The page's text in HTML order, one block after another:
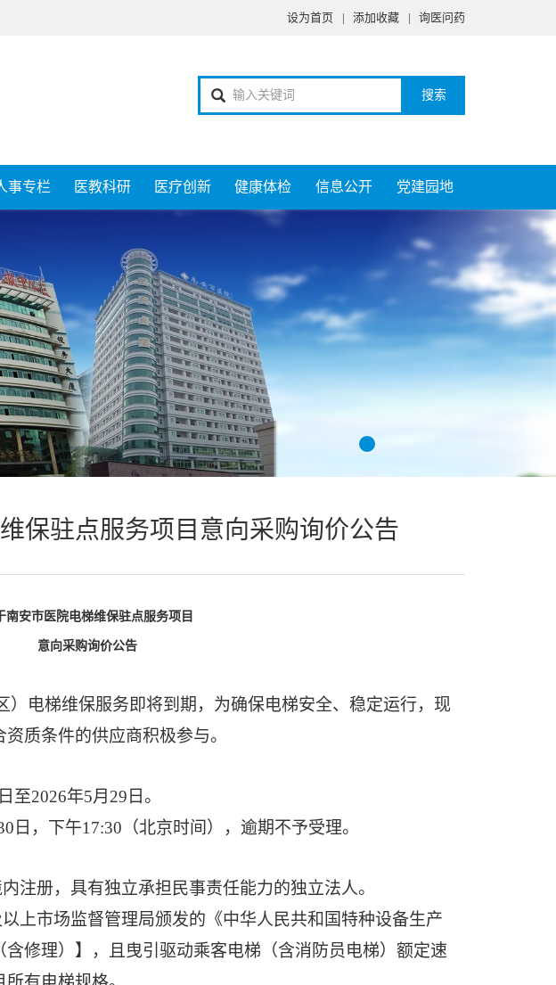
设为首页 | 添加收藏 | 询医问药
搜索
事专栏 医教科研 医疗创新 健康体检 信息公开 党建园地
保驻点服务项目意向采购询价公告
南安市医院电梯维保驻点服务项目
意向采购询价公告
）电梯维保服务即将到期，为确保电梯安全、稳定运行，现
质条件的供应商积极参与。
日至2026年5月29日。
日，下午17:30（北京时间），逾期不予受理。
注册，具有独立承担民事责任能力的独立法人。
上市场监督管理局颁发的《中华人民共和国特种设备生产
修理）】，且曳引驱动乘客电梯（含消防员电梯）额定速